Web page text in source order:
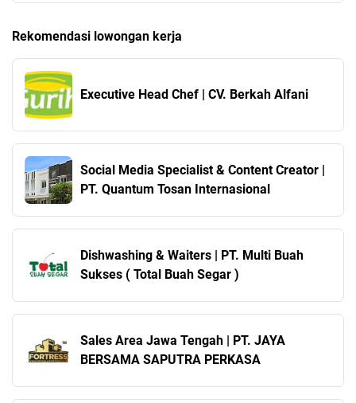
Rekomendasi lowongan kerja
Executive Head Chef | CV. Berkah Alfani
Social Media Specialist & Content Creator |
PT. Quantum Tosan Internasional
Dishwashing & Waiters | PT. Multi Buah
Sukses ( Total Buah Segar )
Sales Area Jawa Tengah | PT. JAYA
BERSAMA SAPUTRA PERKASA